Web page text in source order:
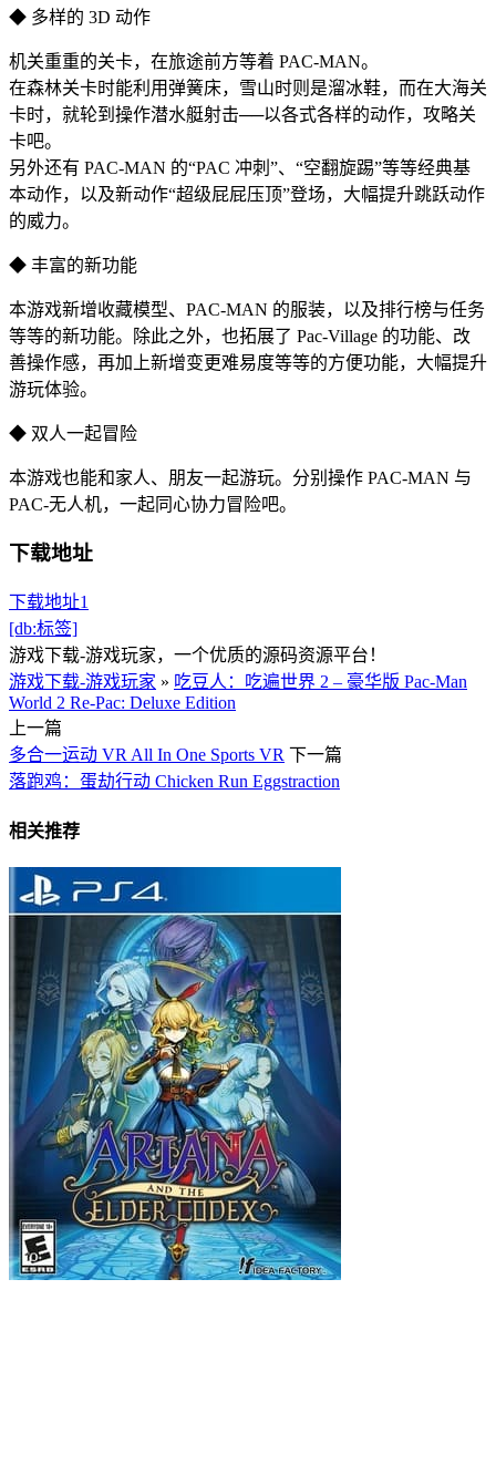
◆ 多样的 3D 动作
机关重重的关卡，在旅途前方等着 PAC-MAN。
在森林关卡时能利用弹簧床，雪山时则是溜冰鞋，而在大海关
卡时，就轮到操作潜水艇射击──以各式各样的动作，攻略关
卡吧。
另外还有 PAC-MAN 的“PAC 冲刺”、“空翻旋踢”等等经典基
本动作，以及新动作“超级屁屁压顶”登场，大幅提升跳跃动作
的威力。
◆ 丰富的新功能
本游戏新增收藏模型、PAC-MAN 的服装，以及排行榜与任务
等等的新功能。除此之外，也拓展了 Pac-Village 的功能、改
善操作感，再加上新增变更难易度等等的方便功能，大幅提升
游玩体验。
◆ 双人一起冒险
本游戏也能和家人、朋友一起游玩。分别操作 PAC-MAN 与
PAC-无人机，一起同心协力冒险吧。
下载地址
下载地址1
[db:标签]
游戏下载-游戏玩家，一个优质的源码资源平台！
游戏下载-游戏玩家 » 吃豆人：吃遍世界 2 – 豪华版 Pac-Man
World 2 Re-Pac: Deluxe Edition
上一篇
多合一运动 VR All In One Sports VR 下一篇
落跑鸡：蛋劫行动 Chicken Run Eggstraction
相关推荐